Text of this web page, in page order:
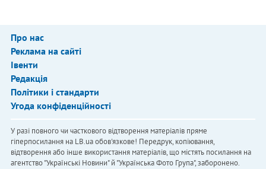
Про нас
Реклама на сайті
Івенти
Редакція
Політики і стандарти
Угода конфіденційності
У разі повного чи часткового відтворення матеріалів пряме
гіперпосилання на LB.ua обов'язкове! Передрук, копіювання,
відтворення або інше використання матеріалів, що містять посилання на
агентство "Українськi Новини" й "Українська Фото Група", заборонено.